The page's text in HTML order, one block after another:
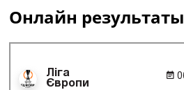
Онлайн результаты